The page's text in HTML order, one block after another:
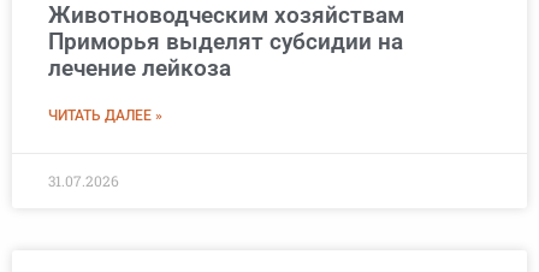
Животноводческим хозяйствам
Приморья выделят субсидии на
лечение лейкоза
ЧИТАТЬ ДАЛЕЕ »
31.07.2026